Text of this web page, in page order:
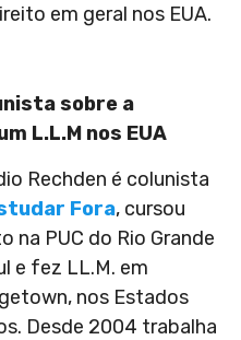
em geral nos EUA.
sobre a
L.L.M nos EUA
Rechden é colunista
Fora, cursou
na PUC do Rio Grande
e fez LL.M. em
nos Estados
Desde 2004 trabalha